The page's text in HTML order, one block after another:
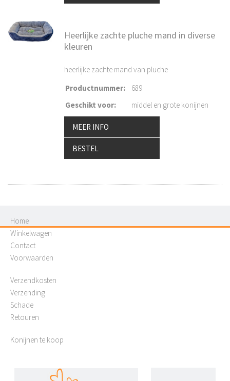
Heerlijke zachte pluche mand in diverse
kleuren
heerlijke zachte mand van pluche
Productnummer:
689
Geschikt voor: middel en grote konijnen
MEER INFO
BESTEL
Home
Winkelwagen
Contact
Voorwaarden
Verzendkosten
Verzending
Schade
Retouren
Konijnen te koop